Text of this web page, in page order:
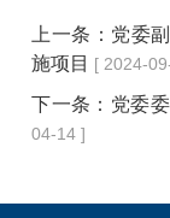
上一条： 党委
施项目 [ 2024-
下一条： 党委
04-14 ]